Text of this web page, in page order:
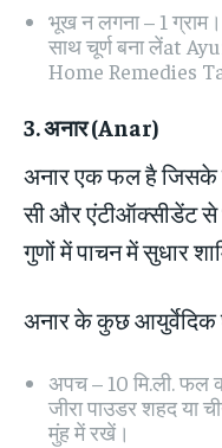
भूख न लगना – 1
साथ चूर्ण बना लेंat
Home Remedies
3.अनार(Anar)
अनार एक फल है जिसके
सी और एंटीऑक्सीडेंट
गुणों में पाचन में सुधार
अनार के कुछ आयुर्वेदिक
अपच – 10 मि.ली. फल
जीरा पाउडर शहद या
मुंह में रखें।